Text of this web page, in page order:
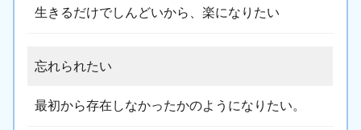
生きるだけでしんどいから、楽になりたい
忘れられたい
最初から存在しなかったかのようになりたい。